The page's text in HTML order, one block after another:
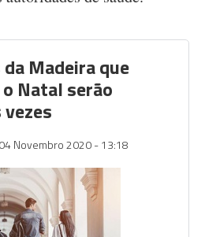
Madeira que
Natal serão
Novembro 2020 - 13:18